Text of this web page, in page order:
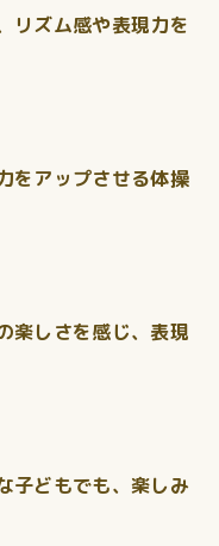
リズム感や表現力を
をアップさせる体操
楽しさを感じ、表現
子どもでも、楽しみ